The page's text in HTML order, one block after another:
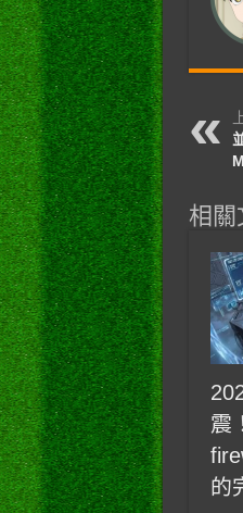
相關
震
的